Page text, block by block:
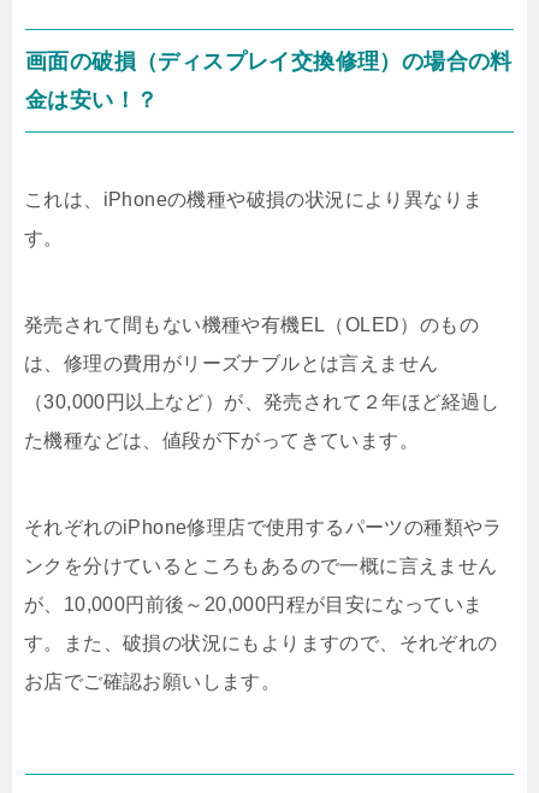
画面の破損（ディスプレイ交換修理）の場合の料
金は安い！？
これは、iPhoneの機種や破損の状況により異なりま
す。
発売されて間もない機種や有機EL（OLED）のもの
は、修理の費用がリーズナブルとは言えません
（30,000円以上など）が、発売されて２年ほど経過し
た機種などは、値段が下がってきています。
それぞれのiPhone修理店で使用するパーツの種類やラ
ンクを分けているところもあるので一概に言えません
が、10,000円前後～20,000円程が目安になっていま
す。また、破損の状況にもよりますので、それぞれの
お店でご確認お願いします。